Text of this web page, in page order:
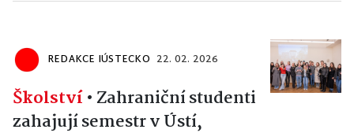
REDAKCE IÚSTECKO 22. 02. 2026
Školství• Zahraniční studenti
zahajují semestr v Ústí,